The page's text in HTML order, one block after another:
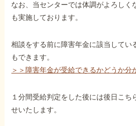
なお、当センターでは体調がよろしく
も実施しております。
相談をする前に障害年金に該当してい
もできます。
＞＞障害年金が受給できるかどうか分
１分間受給判定をした後には後日こち
せいたします。